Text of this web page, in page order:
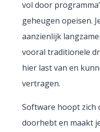
vol door
geheugen opeisen.
aanzienlijk
vooral traditionele
hier last van en
vertragen.
Software hoopt zich
doorhebt en maakt